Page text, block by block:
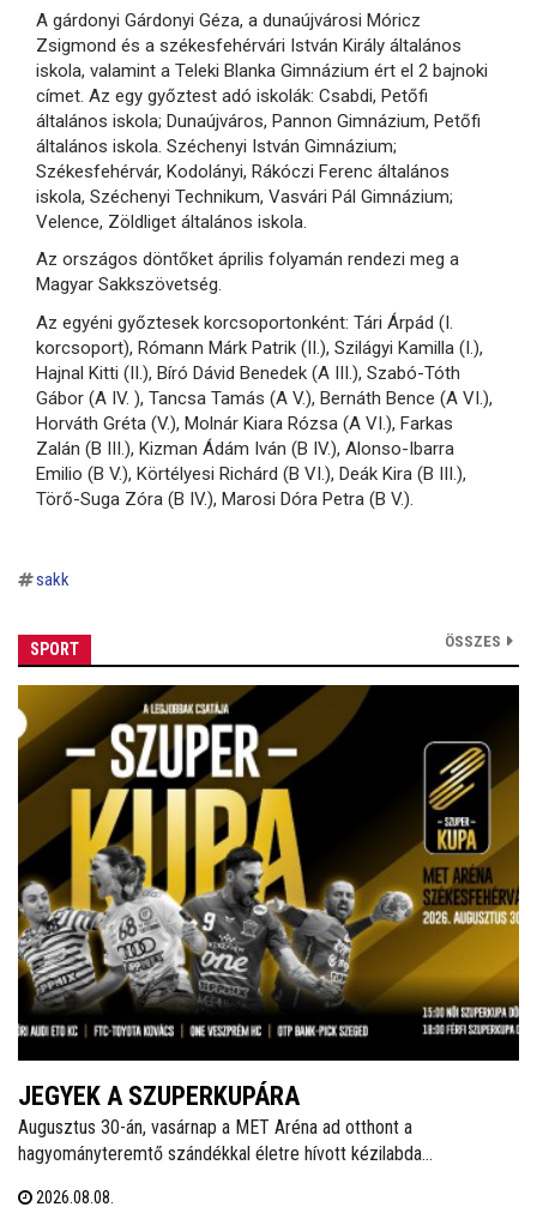
A gárdonyi Gárdonyi Géza, a dunaújvárosi Móricz
Zsigmond és a székesfehérvári István Király általános
iskola, valamint a Teleki Blanka Gimnázium ért el 2 bajnoki
címet. Az egy győztest adó iskolák: Csabdi, Petőfi
általános iskola; Dunaújváros, Pannon Gimnázium, Petőfi
általános iskola. Széchenyi István Gimnázium;
Székesfehérvár, Kodolányi, Rákóczi Ferenc általános
iskola, Széchenyi Technikum, Vasvári Pál Gimnázium;
Velence, Zöldliget általános iskola.
Az országos döntőket április folyamán rendezi meg a
Magyar Sakkszövetség.
Az egyéni győztesek korcsoportonként: Tári Árpád (I.
korcsoport), Rómann Márk Patrik (II.), Szilágyi Kamilla (I.),
Hajnal Kitti (II.), Bíró Dávid Benedek (A III.), Szabó-Tóth
Gábor (A IV. ), Tancsa Tamás (A V.), Bernáth Bence (A VI.),
Horváth Gréta (V.), Molnár Kiara Rózsa (A VI.), Farkas
Zalán (B III.), Kizman Ádám Iván (B IV.), Alonso-Ibarra
Emilio (B V.), Körtélyesi Richárd (B VI.), Deák Kira (B III.),
Törő-Suga Zóra (B IV.), Marosi Dóra Petra (B V.).
sakk
SPORT ÖSSZES
JEGYEK A SZUPERKUPÁRA
Augusztus 30-án, vasárnap a MET Aréna ad otthont a
hagyományteremtő szándékkal életre hívott kézilabda
míg a férfiaknál a Veszprém és a Szeged küzd meg a serlegért. A
2026.08.08.